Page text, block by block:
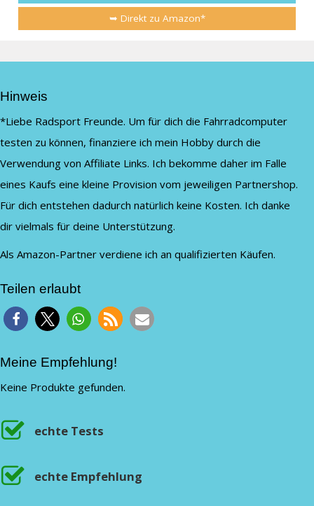
➥ Direkt zu Amazon*
Hinweis
*Liebe Radsport Freunde. Um für dich die Fahrradcomputer
testen zu können, finanziere ich mein Hobby durch die
Verwendung von Affiliate Links. Ich bekomme daher im Falle
eines Kaufs eine kleine Provision vom jeweiligen Partnershop.
Für dich entstehen dadurch natürlich keine Kosten. Ich danke
dir vielmals für deine Unterstützung.
Als Amazon-Partner verdiene ich an qualifizierten Käufen.
Teilen erlaubt
Meine Empfehlung!
Keine Produkte gefunden.
echte Tests
echte Empfehlung